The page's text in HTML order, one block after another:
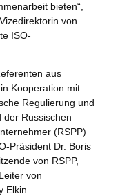
bieten“,
von
ISO-
aus
Kooperation mit
Regulierung und
der Russischen
(RSPP)
Präsident Dr. Boris
von RSPP,
von
Elkin.